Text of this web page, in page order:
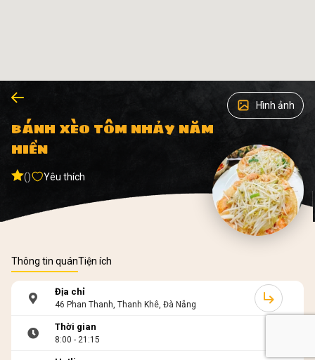
Hình ảnh
BÁNH XÈO TÔM NHẢY NĂM
HIỀN
() Yêu thích
Thông tin quánTiện ích
Địa chỉ
46 Phan Thanh, Thanh Khê, Đà Nẵng
Thời gian
8:00 - 21:15